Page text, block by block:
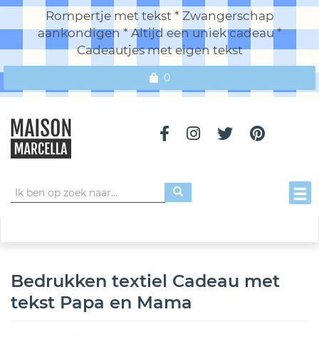
Rompertje met tekst * Zwangerschap
aankondigen * Altijd een uniek cadeau *
Cadeautjes met eigen tekst
0
Bedrukken textiel Cadeau met
tekst Papa en Mama